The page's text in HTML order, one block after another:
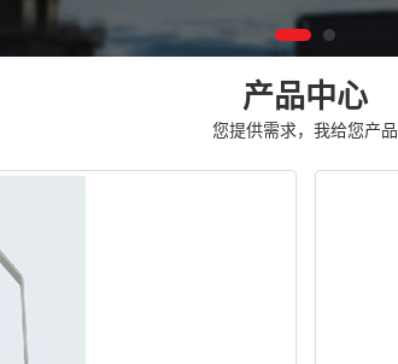
产品中心
您提供需求，我给您产品